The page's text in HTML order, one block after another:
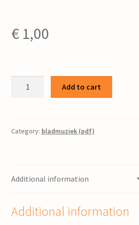
€1,00
/
;
Halbertsma
Add to cart
Category: bladmuziek (pdf)
Additional information
Additional information